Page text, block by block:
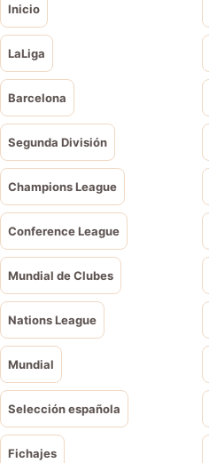
Inicio
LaLiga
Barcelona
Segunda División
Champions League
Conference League
Mundial de Clubes
Nations League
Mundial
Selección española
Fichajes